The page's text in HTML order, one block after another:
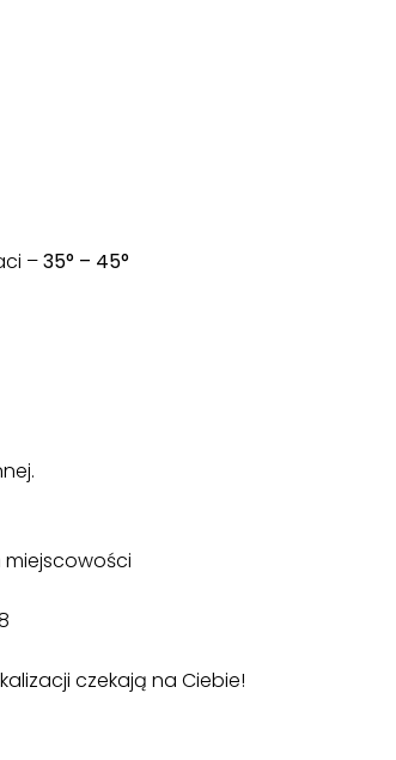
–35° – 45°
miejscowości
czekają na Ciebie!